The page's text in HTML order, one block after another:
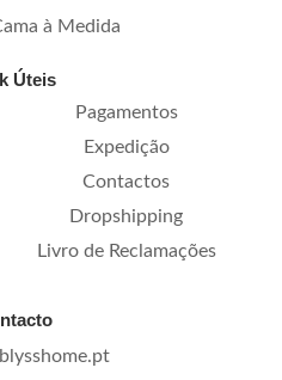
à Medida
Úteis
Pagamentos
Expedição
Contactos
Dropshipping
Livro de Reclamações